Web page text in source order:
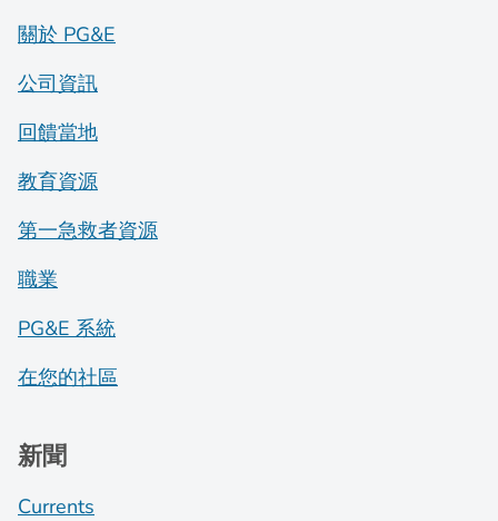
關於 PG&E
公司資訊
回饋當地
教育資源
第一急救者資源
職業
PG&E 系統
在您的社區
新聞
Currents